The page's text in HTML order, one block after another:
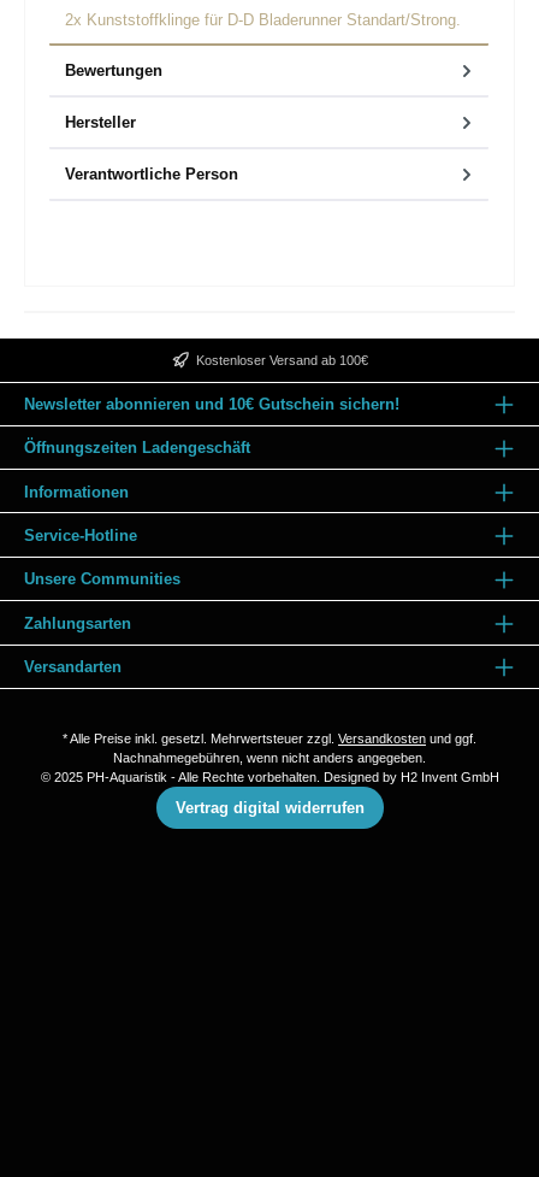
2x Kunststoffklinge für D-D Bladerunner Standart/Strong.
Bewertungen
Hersteller
Verantwortliche Person
Kostenloser Versand ab 100€
Newsletter abonnieren und 10€ Gutschein sichern!
Öffnungszeiten Ladengeschäft
Informationen
Service-Hotline
Unsere Communities
Zahlungsarten
Versandarten
* Alle Preise inkl. gesetzl. Mehrwertsteuer zzgl. Versandkosten und ggf.
Nachnahmegebühren, wenn nicht anders angegeben.
© 2025 PH-Aquaristik - Alle Rechte vorbehalten. Designed by H2 Invent GmbH
Vertrag digital widerrufen